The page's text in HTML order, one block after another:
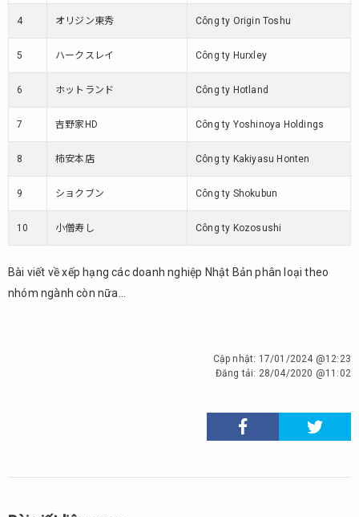
4 オリジン東秀 Công ty Origin Toshu
5 ハークスレイ Công ty Hurxley
6 ホットランド Công ty Hotland
7 吉野家HD Công ty Yoshinoya Holdings
8 柿安本店 Công ty Kakiyasu Honten
9 ショクブン Công ty Shokubun
10 小僧寿し Công ty Kozosushi
Bài viết về xếp hạng các doanh nghiệp Nhật Bản phân loại theo
nhóm ngành còn nữa…
Cập nhật: 17/01/2024 @12:23
Đăng tải: 28/04/2020 @11:02